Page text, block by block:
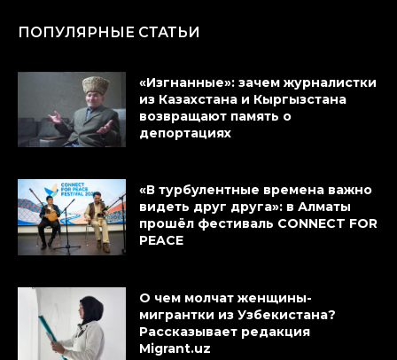
ПОПУЛЯРНЫЕ СТАТЬИ
«Изгнанные»: зачем журналистки
из Казахстана и Кыргызстана
возвращают память о
депортациях
«В турбулентные времена важно
видеть друг друга»: в Алматы
прошёл фестиваль CONNECT FOR
PEACE
О чем молчат женщины-
мигрантки из Узбекистана?
Рассказывает редакция
Migrant.uz